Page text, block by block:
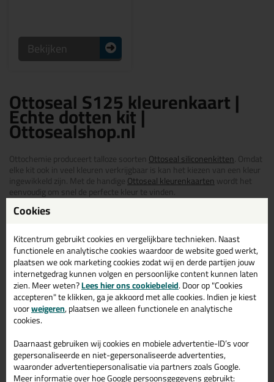
Bekijken
Ottoseal S125 kleurenkaart |
Echte dotten kit |
Ottosealshop.nl
Ottochemie produceert talloze soorten Ottoseal siliconenkitten. Omdat
elke kit ook in veel kleuren verkrijgbaar is kan het kiezen van een kleur
ingewikkeld zijn. Met de handigeOttoseal kleurenkaartenwordt het
eenvoudig om snel de perfecte kleur te vinden.
Kleurenkaart S125, met 40+
kleuren
DeOttoseal S125 kleurenkaartbiedt een uitgebreid palet met meer dan
40+ kleuren, hierdoor weet je altijd de juiste kleur van deOttoseal S125
te vinden voor jouw eigen project. Of je nou kiest neutrale, lichte of
donkere kleuren, deze Ottoseal kleurenkaart helpt je om de ideale kleur
te vinden.
Kleurenkaart met echte dotten kit
De Ottoseal S125 kleurenkaart bevat echte dotten kit. Hierdoor krijg je
een realistische indruk hoe de kit er echt uitziet na het aanbrengen en
uitharden. Dit maakt het nog makkelijker om de juiste keuze tussen de
kleuren te maken.
Cookies
Kitcentrum gebruikt cookies en vergelijkbare technieken. Naast
functionele en analytische cookies waardoor de website goed werkt,
plaatsen we ook marketing cookies zodat wij en derde partijen jouw
internetgedrag kunnen volgen en persoonlijke content kunnen laten
zien. Meer weten?Lees hier ons cookiebeleid. Door op "Cookies
accepteren" te klikken, ga je akkoord met alle cookies. Indien je kiest
voorweigeren, plaatsen we alleen functionele en analytische
cookies.
Daarnaast gebruiken wij cookies en mobiele advertentie-ID’s voor
gepersonaliseerde en niet-gepersonaliseerde advertenties,
waaronder advertentiepersonalisatie via partners zoals Google.
Meer informatie over hoe Google persoonsgegevens gebruikt: